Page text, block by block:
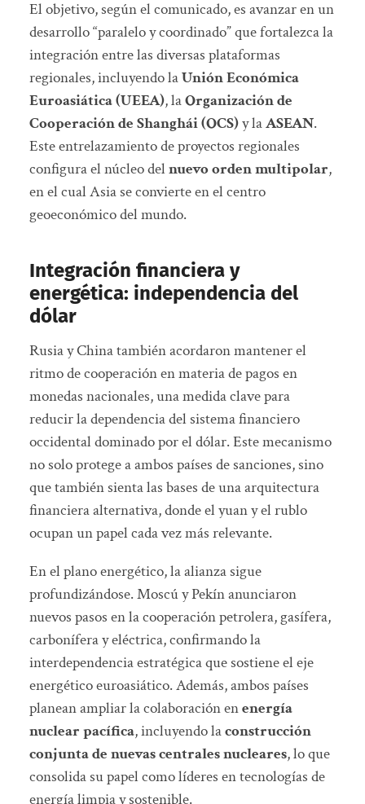
El objetivo, según el comunicado, es avanzar en un
desarrollo “paralelo y coordinado” que fortalezca la
integración entre las diversas plataformas
regionales, incluyendo laUnión Económica
Euroasiática (UEEA), laOrganización de
Cooperación de Shanghái (OCS)y laASEAN.
Este entrelazamiento de proyectos regionales
configura el núcleo delnuevo orden multipolar,
en el cual Asia se convierte en el centro
geoeconómico del mundo.
Integración financiera y
energética: independencia del
dólar
Rusia y China también acordaron mantener el
ritmo de cooperación en materia de pagos en
monedas nacionales, una medida clave para
reducir la dependencia del sistema financiero
occidental dominado por el dólar. Este mecanismo
no solo protege a ambos países de sanciones, sino
que también sienta las bases de una arquitectura
financiera alternativa, donde el yuan y el rublo
ocupan un papel cada vez más relevante.
En el plano energético, la alianza sigue
profundizándose. Moscú y Pekín anunciaron
nuevos pasos en la cooperación petrolera, gasífera,
carbonífera y eléctrica, confirmando la
interdependencia estratégica que sostiene el eje
energético euroasiático. Además, ambos países
planean ampliar la colaboración enenergía
nuclear pacífica, incluyendo laconstrucción
conjunta de nuevas centrales nucleares, lo que
consolida su papel como líderes en tecnologías de
energía limpia y sostenible.